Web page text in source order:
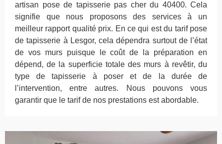
artisan pose de tapisserie pas cher du 40400. Cela
signifie que nous proposons des services à un
meilleur rapport qualité prix. En ce qui est du tarif pose
de tapisserie à Lesgor, cela dépendra surtout de l’état
de vos murs puisque le coût de la préparation en
dépend, de la superficie totale des murs à revêtir, du
type de tapisserie à poser et de la durée de
l’intervention, entre autres. Nous pouvons vous
garantir que le tarif de nos prestations est abordable.